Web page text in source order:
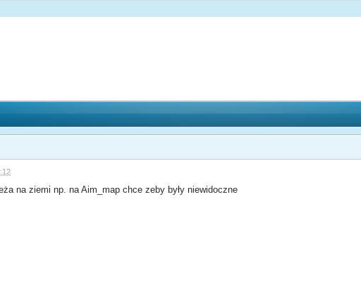
na ziemi np. na Aim_map chce zeby były niewidoczne